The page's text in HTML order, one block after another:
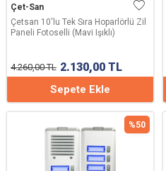
Çet-San
Çetsan 10'lu Tek Sıra Hoparlörlü Zil
Paneli Fotoselli (Mavi Işıklı)
4.260,00TL 2.130,00 TL
Sepete Ekle
%50